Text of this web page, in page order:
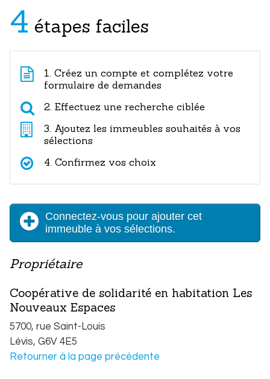
4 étapes faciles
1. Créez un compte et complétez votre
formulaire de demandes
2. Effectuez une recherche ciblée
3. Ajoutez les immeubles souhaités à vos
sélections
4. Confirmez vos choix
Connectez-vous pour ajouter cet
immeuble à vos sélections.
Propriétaire
Coopérative de solidarité en habitation Les
Nouveaux Espaces
5700, rue Saint-Louis
Lévis, G6V 4E5
Retourner à la page précédente